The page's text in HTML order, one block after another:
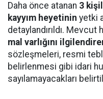
Daha önce atanan 3
kayyım heyetinin yetki
detaylandırıldı.
mal varlığını
sözleşmeleri, resmi
belirlenmesi gibi idari
sayılamayacakları